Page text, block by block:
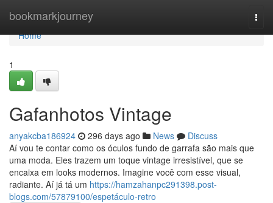
bookmarkjourney
Home
Home
1
Gafanhotos Vintage
anyakcba186924 296 days ago News
Discuss
Aí vou te contar como os óculos fundo de garrafa são mais que
uma moda. Eles trazem um toque vintage irresistível, que se
encaixa em looks modernos. Imagine você com esse visual,
radiante. Aí já tá um https://hamzahanpc291398.post-
blogs.com/57879100/espetáculo-retro